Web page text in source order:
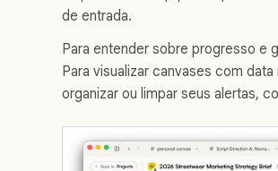
de entrada.
Para entender sobre progresso e
Para visualizar canvases com
organizar ou limpar seus alertas,